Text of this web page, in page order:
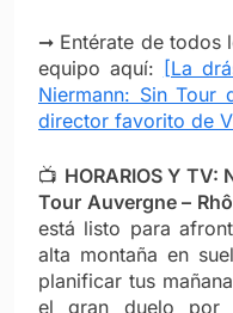
➞ Entérate de todos
equipo aquí: [La
Niermann: Sin Tour
director favorito de
📺 HORARIOS Y
Tour Auvergne –
está listo para
alta montaña en
planificar tus
el gran duelo por